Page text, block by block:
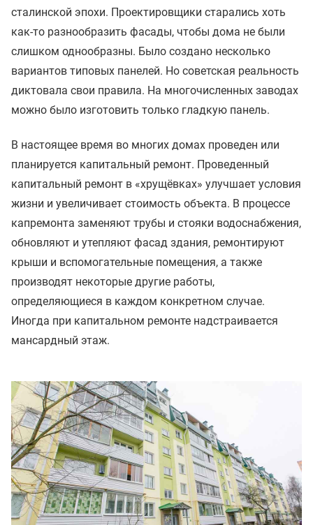
сталинской эпохи. Проектировщики старались хоть
как-то разнообразить фасады, чтобы дома не были
слишком однообразны. Было создано несколько
вариантов типовых панелей. Но советская реальность
диктовала свои правила. На многочисленных заводах
можно было изготовить только гладкую панель.
В настоящее время во многих домах проведен или
планируется капитальный ремонт. Проведенный
капитальный ремонт в «хрущёвках» улучшает условия
жизни и увеличивает стоимость объекта. В процессе
капремонта заменяют трубы и стояки водоснабжения,
обновляют и утепляют фасад здания, ремонтируют
крыши и вспомогательные помещения, а также
производят некоторые другие работы,
определяющиеся в каждом конкретном случае.
Иногда при капитальном ремонте надстраивается
мансардный этаж.